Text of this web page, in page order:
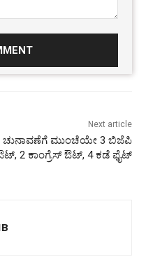
Next article
ಚುನಾವಣೆಗೆ ಮುಂಚೆಯೇ 3 ಬಿಜೆಪಿ
2 ಕಾಂಗ್ರೆಸ್ ಔಟ್, 4 ಕಡೆ ಫೈಟ್